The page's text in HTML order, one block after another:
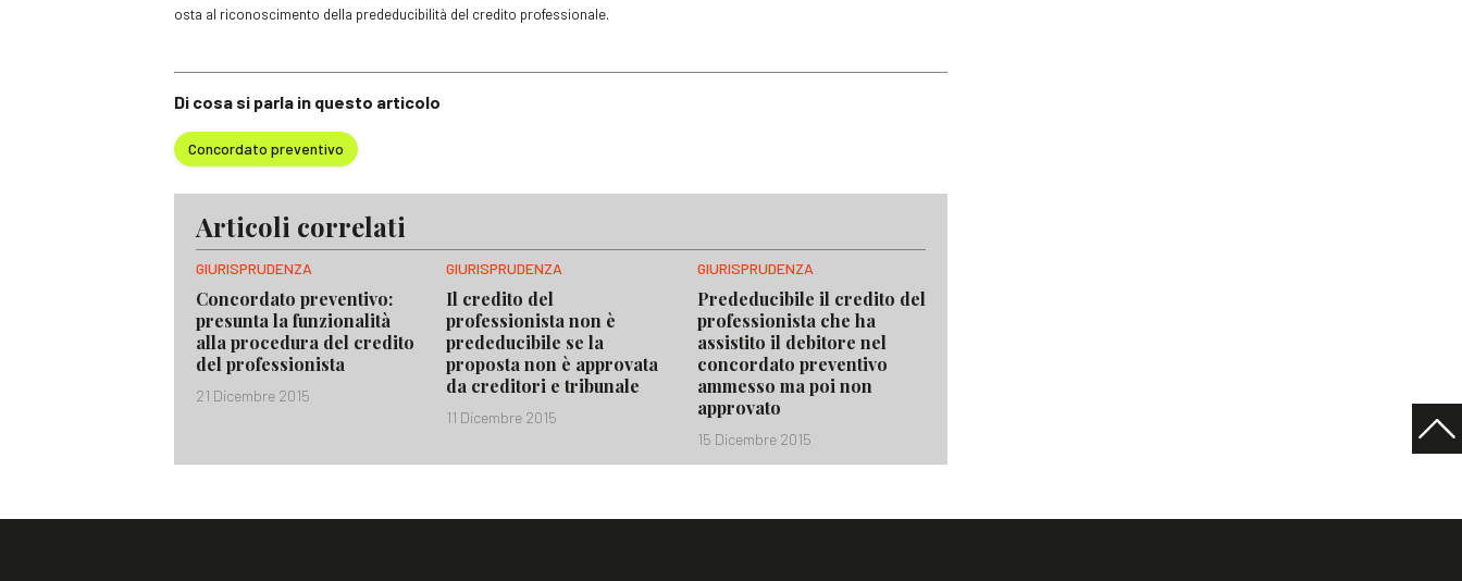
Di cosa si parla in questo articolo
Concordato preventivo
osta al riconoscimento della prededucibilità del credito professionale.
Articoli correlati
GIURISPRUDENZA
Concordato preventivo:
presunta la funzionalità
alla procedura del credito
del professionista
21 Dicembre 2015
GIURISPRUDENZA
Il credito del
professionista non è
prededucibile se la
proposta non è approvata
da creditori e tribunale
11 Dicembre 2015
GIURISPRUDENZA
Prededucibile il credito del
professionista che ha
assistito il debitore nel
concordato preventivo
ammesso ma poi non
approvato
15 Dicembre 2015